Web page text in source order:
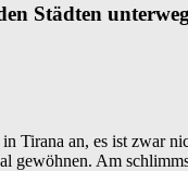
Städten
an, es ist zwar
gewöhnen. Am